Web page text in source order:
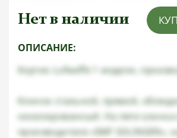
Нет в наличии
ОПИСАНИЕ:
Кортик Lufwaffe 1 модели,
Клинок стальной, прямой,
никелированный. На пяте клинка
производителя «SMF SOLINGEN»,